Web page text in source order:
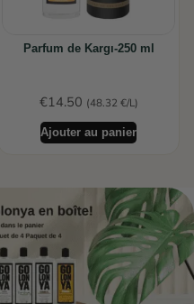
Parfum de Kargı-250 ml
€14.50 (48.32 €/L)
Ajouter au panier